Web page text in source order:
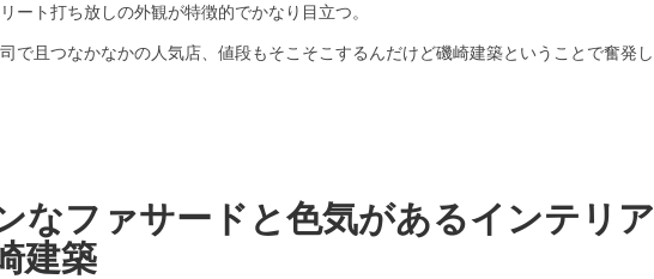
ート打ち放しの外観が特徴的でかなり目立つ。
で且つなかなかの人気店、値段もそこそこするんだけど磯崎建築ということで奮発し
なファサードと色気があるインテリア
建築